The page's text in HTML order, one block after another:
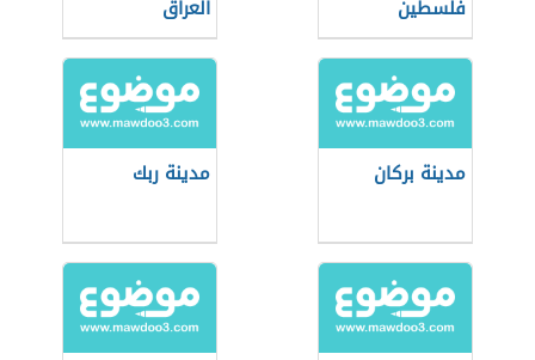
فلسطين
العراق
مدينة بركان مدينة ربك